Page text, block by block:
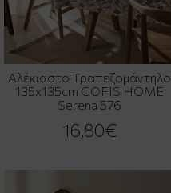
Αλέκιαστο Τραπεζομάντηλο
135x135cm GOFIS HOME
Serena 576
16,80€